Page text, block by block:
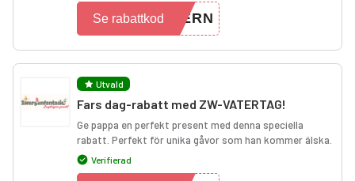
TERN
Se rabattkod
Utvald
Fars dag-rabatt med ZW-VATERTAG!
Ge pappa en perfekt present med denna speciella
rabatt. Perfekt för unika gåvor som han kommer älska.
Verifierad